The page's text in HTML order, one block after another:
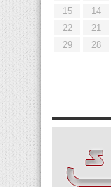
14
15
21
22
28
29